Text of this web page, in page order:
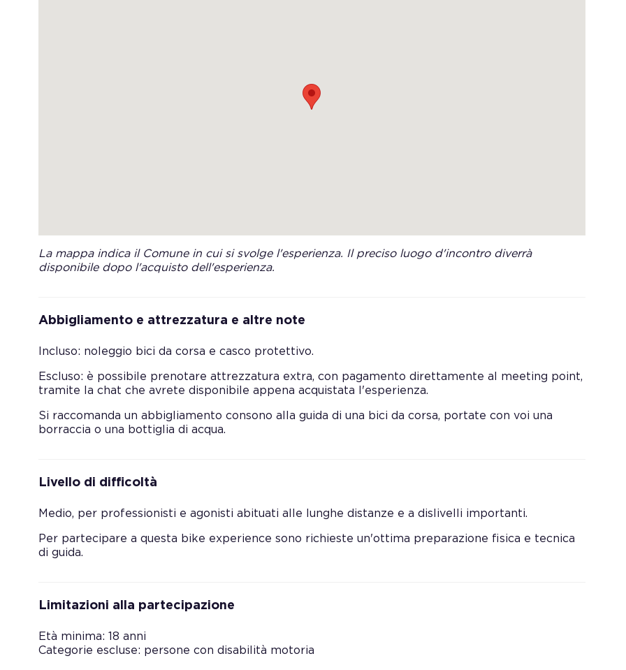
La mappa indica il Comune in cui si svolge l'esperienza. Il preciso luogo d'incontro diverrà
disponibile dopo l'acquisto dell'esperienza.
Abbigliamento e attrezzatura e altre note
Incluso: noleggio bici da corsa e casco protettivo.
Escluso: è possibile prenotare attrezzatura extra, con pagamento direttamente al meeting point,
tramite la chat che avrete disponibile appena acquistata l'esperienza.
Si raccomanda un abbigliamento consono alla guida di una bici da corsa, portate con voi una
borraccia o una bottiglia di acqua.
Livello di difficoltà
Medio, per professionisti e agonisti abituati alle lunghe distanze e a dislivelli importanti.
Per partecipare a questa bike experience sono richieste un'ottima preparazione fisica e tecnica
di guida.
Limitazioni alla partecipazione
Età minima: 18 anni
Categorie escluse: persone con disabilità motoria